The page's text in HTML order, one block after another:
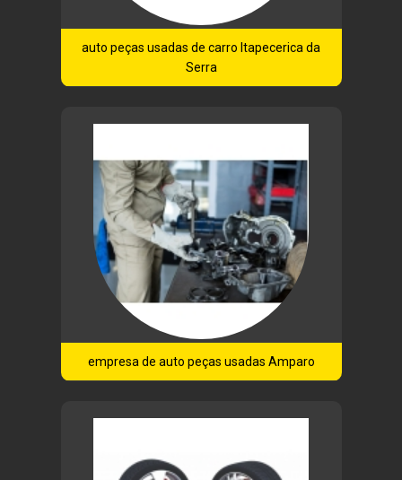
auto peças usadas de carro Itapecerica da
Serra
empresa de auto peças usadas Amparo